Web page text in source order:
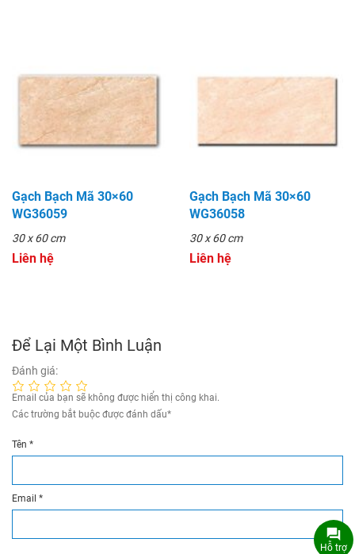
Gạch Bạch Mã 30×60
WG36059
30 x 60 cm
Liên hệ
Gạch Bạch Mã 30×60
WG36058
30 x 60 cm
Liên hệ
Để Lại Một Bình Luận
Đánh giá:
Email của bạn sẽ không được hiển thị công khai.
Các trường bắt buộc được đánh dấu*
Tên *
Email *
Hỗ trợ